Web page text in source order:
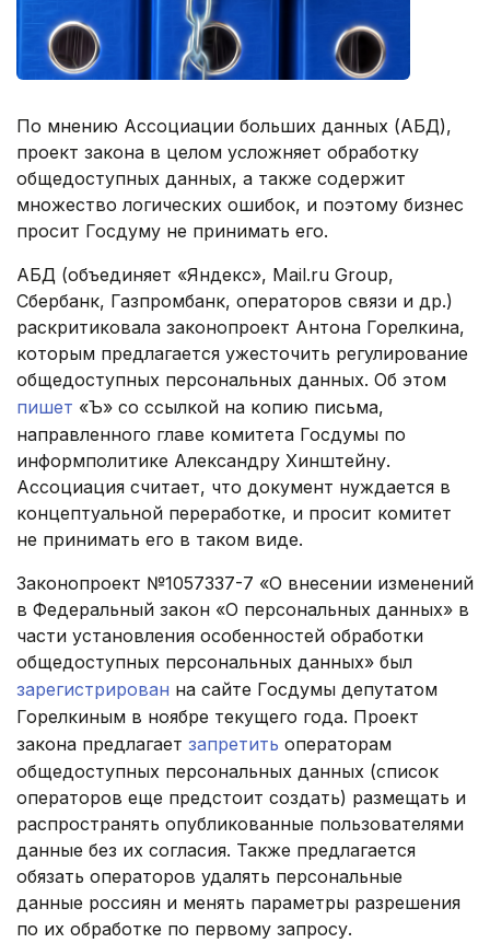
По мнению Ассоциации больших данных (АБД),
проект закона в целом усложняет обработку
общедоступных данных, а также содержит
множество логических ошибок, и поэтому бизнес
просит Госдуму не принимать его.
АБД (объединяет «Яндекс», Mail.ru Group,
Сбербанк, Газпромбанк, операторов связи и др.)
раскритиковала законопроект Антона Горелкина,
которым предлагается ужесточить регулирование
общедоступных персональных данных. Об этом
пишет «Ъ» со ссылкой на копию письма,
направленного главе комитета Госдумы по
информполитике Александру Хинштейну.
Ассоциация считает, что документ нуждается в
концептуальной переработке, и просит комитет
не принимать его в таком виде.
Законопроект №1057337-7 «О внесении изменений
в Федеральный закон «О персональных данных» в
части установления особенностей обработки
общедоступных персональных данных» был
зарегистрирован на сайте Госдумы депутатом
Горелкиным в ноябре текущего года. Проект
закона предлагает запретить операторам
общедоступных персональных данных (список
операторов еще предстоит создать) размещать и
распространять опубликованные пользователями
данные без их согласия. Также предлагается
обязать операторов удалять персональные
данные россиян и менять параметры разрешения
по их обработке по первому запросу.